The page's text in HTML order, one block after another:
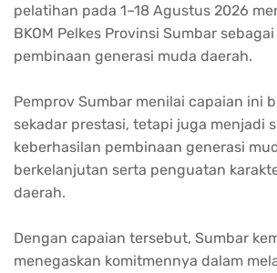
pelatihan pada 1–18 Agustus 2026
BKOM Pelkes Provinsi Sumbar
pembinaan generasi muda daerah.
Pemprov Sumbar menilai capaian ini
sekadar prestasi, tetapi juga menjadi
keberhasilan pembinaan generasi
berkelanjutan serta penguatan
daerah.
Dengan capaian tersebut, Sumbar
menegaskan komitmennya dalam